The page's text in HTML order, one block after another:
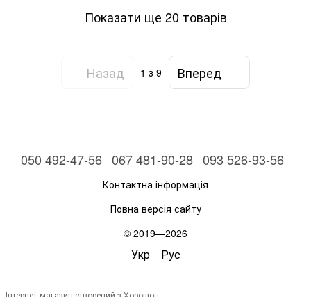
Показати ще 20 товарів
Назад 1 з 9 Вперед
050 492-47-56 067 481-90-28 093 526-93-56
Контактна інформація
Повна версія сайту
© 2019—2026
Укр Рус
Інтернет-магазин створений з Хорошоп